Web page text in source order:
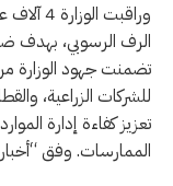
وراقبت
الرف الرسوبي، بهدف
للشركات الزراعية،
تعزيز كفاءة إدارة
الممارسات. وفق “أخبار 24”.